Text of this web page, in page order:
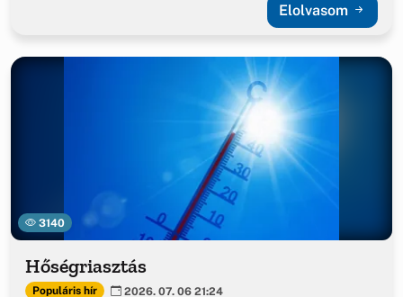
Elolvasom
3140
Hőségriasztás
Populáris hír 2026. 07. 06 21:24